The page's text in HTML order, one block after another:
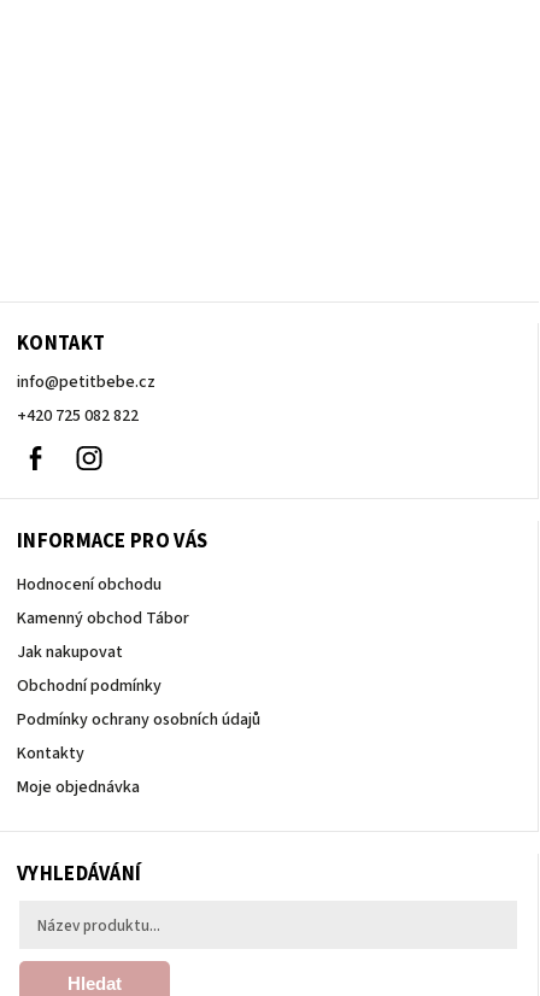
KONTAKT
info@petitbebe.cz
+420 725 082 822
Facebook
INFORMACE PRO VÁS
Hodnocení obchodu
Kamenný obchod Tábor
Jak nakupovat
Obchodní podmínky
Podmínky ochrany osobních údajů
Kontakty
Moje objednávka
VYHLEDÁVÁNÍ
Hledat